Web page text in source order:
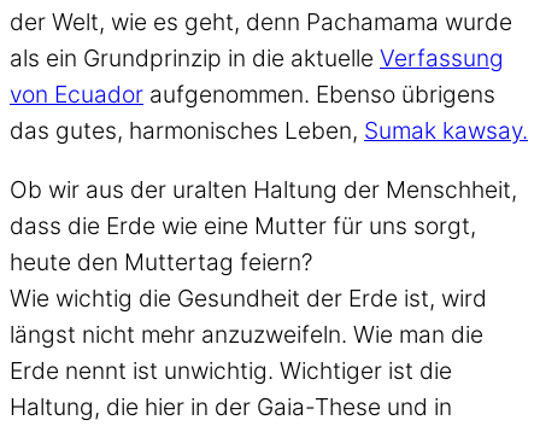
der Welt, wie es geht, denn Pachamama wurde
als ein Grundprinzip in die aktuelle Verfassung
von Ecuador aufgenommen. Ebenso übrigens
das gutes, harmonisches Leben, Sumak kawsay.
Ob wir aus der uralten Haltung der Menschheit,
dass die Erde wie eine Mutter für uns sorgt,
heute den Muttertag feiern?
Wie wichtig die Gesundheit der Erde ist, wird
längst nicht mehr anzuzweifeln. Wie man die
Erde nennt ist unwichtig. Wichtiger ist die
Haltung, die hier in der Gaia-These und in